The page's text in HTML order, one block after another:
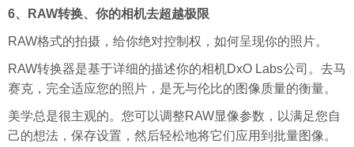
6、RAW转换、你的相机去超越极限
RAW格式的拍摄，给你绝对控制权，如何呈现你的照片。
RAW转换器是基于详细的描述你的相机DxO Labs公司。去马
赛克，完全适应您的照片，是无与伦比的图像质量的衡量。
美学总是很主观的。您可以调整RAW显像参数，以满足您自
己的想法，保存设置，然后轻松地将它们应用到批量图像。